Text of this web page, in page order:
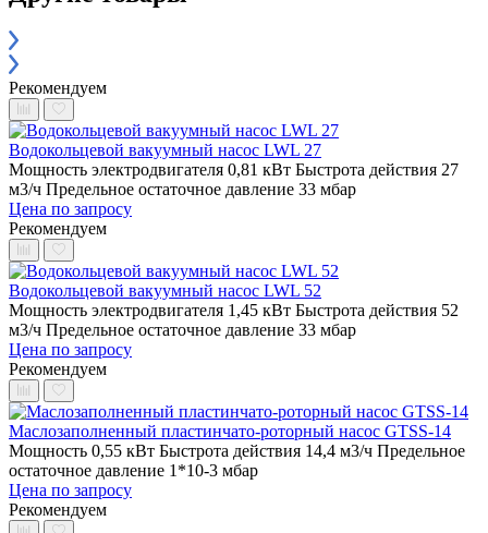
Рекомендуем
Водокольцевой вакуумный насос LWL 27
Мощность электродвигателя 0,81 кВт Быстрота действия 27
м3/ч Предельное остаточное давление 33 мбар
Цена по запросу
Рекомендуем
Водокольцевой вакуумный насос LWL 52
Мощность электродвигателя 1,45 кВт Быстрота действия 52
м3/ч Предельное остаточное давление 33 мбар
Цена по запросу
Рекомендуем
Маслозаполненный пластинчато-роторный насос GTSS-14
Мощность 0,55 кВт Быстрота действия 14,4 м3/ч Предельное
остаточное давление 1*10-3 мбар
Цена по запросу
Рекомендуем